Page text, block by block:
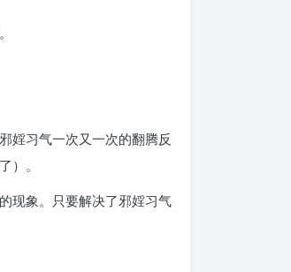
婬习气一次又一次的翻腾反
）。
现象。只要解决了邪婬习气